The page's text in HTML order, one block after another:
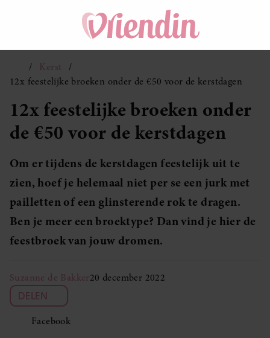
Kerst
12x feestelijke broeken onder de €50 voor de kerstdagen
12x feestelijke broeken onder
de €50 voor de kerstdagen
Om er tijdens de kerstdagen feestelijk uit te
zien, hoef je helemaal niet per se een jurk met
pailletten of een glinsterende rok te dragen.
Ben je meer een broektype? Dan vind je hier de
feestbroek van jouw dromen.
Suzanne de Bakker20 december 2022
DELEN
Facebook